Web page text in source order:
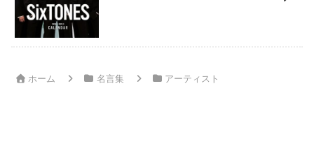
ホーム 名言集 アーティスト